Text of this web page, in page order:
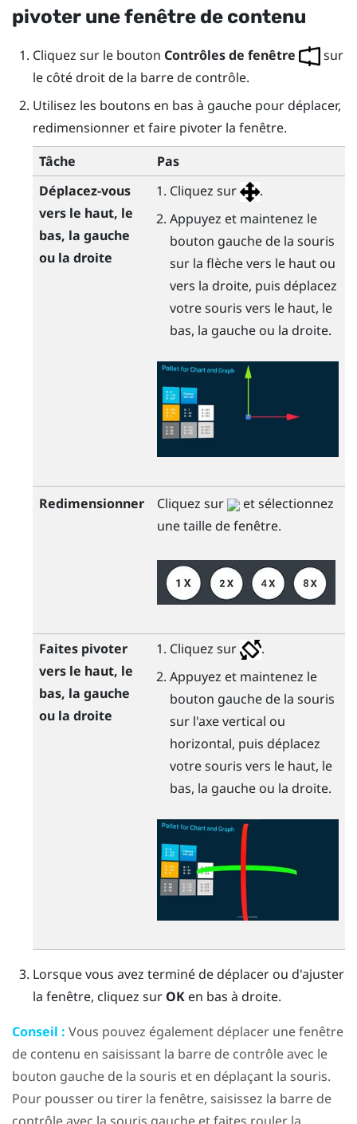
pivoter une fenêtre de contenu
Cliquez sur le bouton Contrôles de fenêtre
sur
le côté droit de la barre de contrôle.
Utilisez les boutons en bas à gauche pour déplacer,
redimensionner et faire pivoter la fenêtre.
Tâche
Pas
Déplacez-vous
vers le haut, le
bas, la gauche
ou la droite
Cliquez sur
.
Appuyez et maintenez le
bouton gauche de la souris
sur la flèche vers le haut ou
vers la droite, puis déplacez
votre souris vers le haut, le
bas, la gauche ou la droite.
Redimensionner Cliquez sur
et sélectionnez
une taille de fenêtre.
Faites pivoter
vers le haut, le
bas, la gauche
ou la droite
Cliquez sur
.
Appuyez et maintenez le
bouton gauche de la souris
sur l'axe vertical ou
horizontal, puis déplacez
votre souris vers le haut, le
bas, la gauche ou la droite.
Lorsque vous avez terminé de déplacer ou d'ajuster
la fenêtre, cliquez sur OKen bas à droite.
Conseil : Vous pouvez également déplacer une fenêtre
de contenu en saisissant la barre de contrôle avec le
bouton gauche de la souris et en déplaçant la souris.
Pour pousser ou tirer la fenêtre, saisissez la barre de